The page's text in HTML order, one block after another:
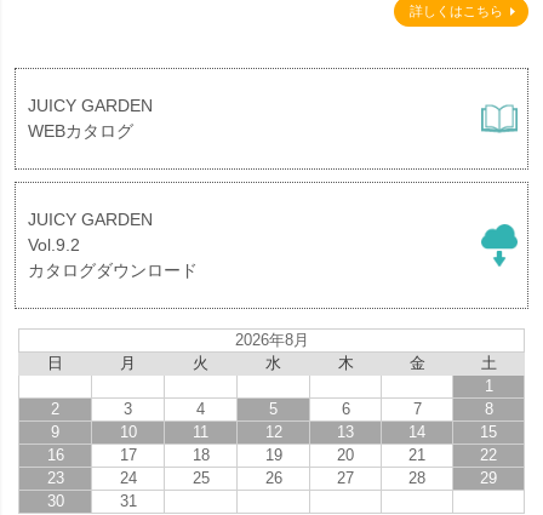
詳しくはこちら
JUICY GARDEN
WEBカタログ
JUICY GARDEN
Vol.9.2
カタログダウンロード
2026年8月
日
月 火 水 木 金
土
1
2
3 4 5 6 7
8
9
10 11 12 13 14
15
16
17 18 19 20 21
22
23
24 25 26 27 28
29
30
31